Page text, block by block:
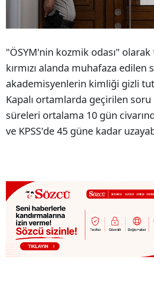
"ÖSYM'nin kozmik odası"
kırmızı alanda muhafaza edilen
akademisyenlerin kimliği gizli
Kapalı ortamlarda geçirilen soru
süreleri ortalama 10 gün
ve KPSS'de 45 güne kadar